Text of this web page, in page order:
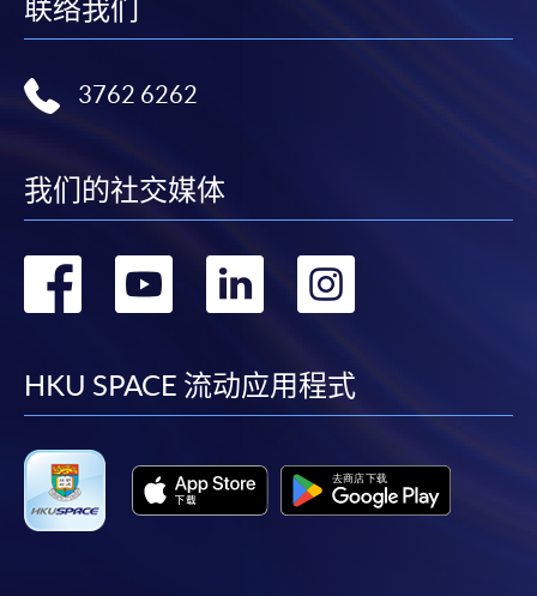
联络我们
3762 6262
我们的社交媒体
转
facebook
转
youtube
转
linkedin
转
HKU SPACE 流动应用程式